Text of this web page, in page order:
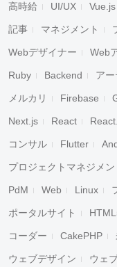
高時給 UI/UX Vue.js
記事 マネジメント
Webデザイナー Web
Ruby Backend アー
メルカリ Firebase
Next.js React
コンサル Flutter
プロジェクトマネジメン
PdM Web Linux
ポータルサイト
コーダー CakePHP
ウェブデザイン ウェ